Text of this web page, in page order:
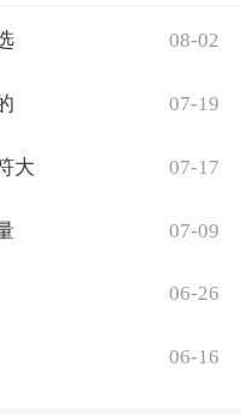
08-02
07-19
大 07-17
07-09
06-26
06-16